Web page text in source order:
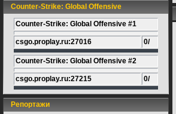
Counter-Strike: Global Offensive
Counter-Strike: Global Offensive #1
csgo.proplay.ru:27016 0/
Counter-Strike: Global Offensive #2
csgo.proplay.ru:27215 0/
Репортажи